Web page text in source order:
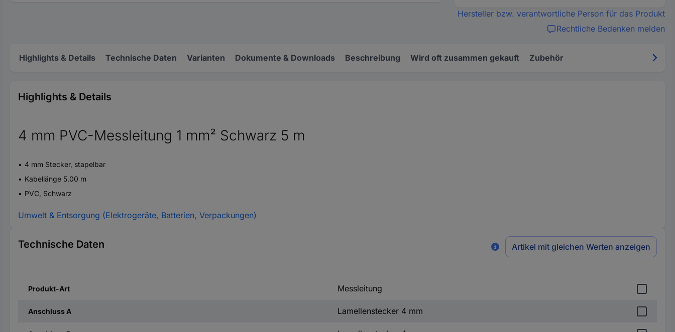
Hersteller bzw. verantwortliche Person für das Produkt
Rechtliche Bedenken melden
Highlights & Details Technische Daten Varianten Dokumente & Downloads Beschreibung Wird oft zusammen gekauft Zubehör
Highlights & Details
4 mm PVC-Messleitung 1 mm² Schwarz 5 m
4 mm Stecker, stapelbar
Kabellänge 5.00 m
PVC, Schwarz
Umwelt & Entsorgung (Elektrogeräte, Batterien, Verpackungen)
Technische Daten Artikel mit gleichen Werten anzeigen
Produkt-Art Messleitung
Anschluss A Lamellenstecker 4 mm